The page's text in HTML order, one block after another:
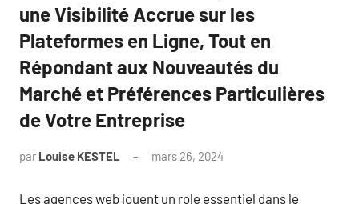
une Visibilité Accrue sur les
Plateformes en Ligne, Tout en
Répondant aux Nouveautés du
Marché et Préférences Particulières
de Votre Entreprise
par Louise KESTEL mars 26, 2024
Les agences web jouent un role essentiel dans le